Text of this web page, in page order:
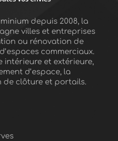
depuis 2008, la
villes et entreprises
ou rénovation de
commerciaux.
intérieure et extérieure,
d’espace, la
de clôture et portails.